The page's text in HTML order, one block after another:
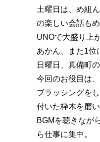
土曜日は、め組
の楽しい会話も
UNOで大盛り上
あかん、また1位
日曜日、真備町
今回のお役目は
ブラッシングを
付いた枠木を磨い
BGMを聴きなが
ら仕事に集中。